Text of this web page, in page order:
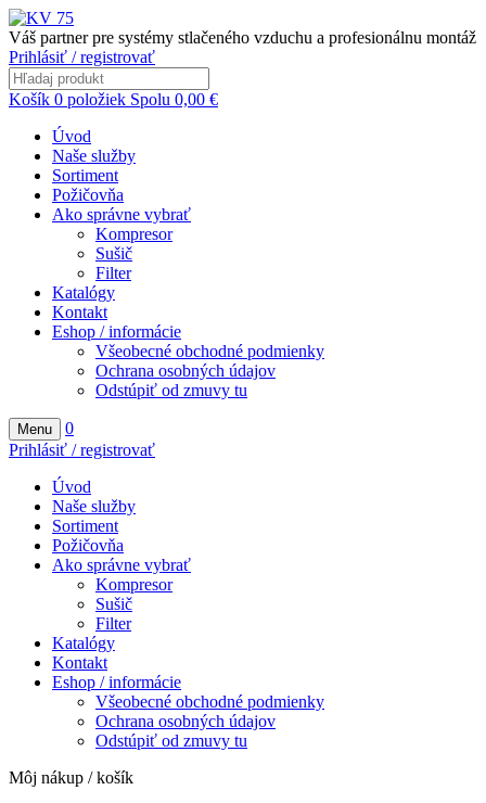
Váš partner pre systémy stlačeného vzduchu a profesionálnu montáž
Prihlásiť / registrovať
Košík 0 položiek Spolu 0,00 €
Úvod
Naše služby
Sortiment
Požičovňa
Ako správne vybrať
Kompresor
Sušič
Filter
Katalógy
Kontakt
Eshop / informácie
Všeobecné obchodné podmienky
Ochrana osobných údajov
Odstúpiť od zmuvy tu
Menu
0
Prihlásiť / registrovať
Úvod
Naše služby
Sortiment
Požičovňa
Ako správne vybrať
Kompresor
Sušič
Filter
Katalógy
Kontakt
Eshop / informácie
Všeobecné obchodné podmienky
Ochrana osobných údajov
Odstúpiť od zmuvy tu
Môj nákup / košík